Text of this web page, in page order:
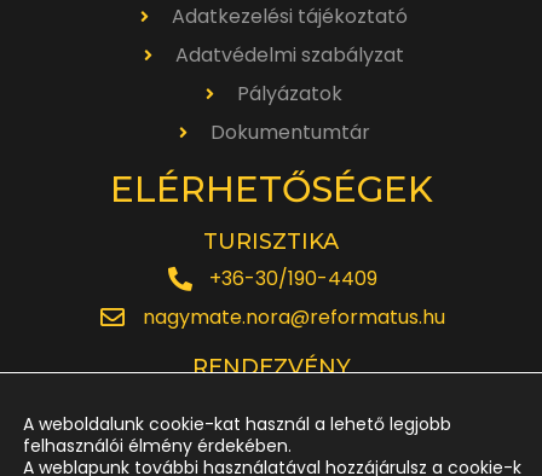
Adatkezelési tájékoztató
Adatvédelmi szabályzat
Pályázatok
Dokumentumtár
ELÉRHETŐSÉGEK
TURISZTIKA
+36-30/190-4409
nagymate.nora@reformatus.hu
RENDEZVÉNY
rendezveny.nagytemplom@reformatus.hu
A weboldalunk cookie-kat használ a lehető legjobb
felhasználói élmény érdekében.
A weblapunk további használatával hozzájárulsz a cookie-k